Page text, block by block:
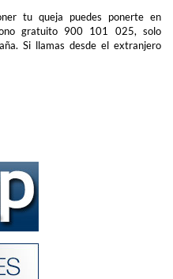
tu queja puedes ponerte en
gratuito 900 101 025, solo
Si llamas desde el extranjero